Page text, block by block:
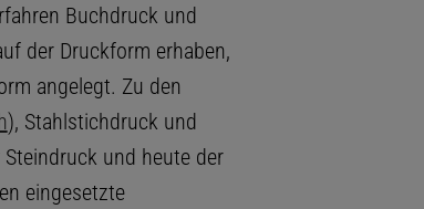
Buchdruck und
der Druckform erhaben,
angelegt. Zu den
), Stahlstichdruck und
und heute der
eingesetzte